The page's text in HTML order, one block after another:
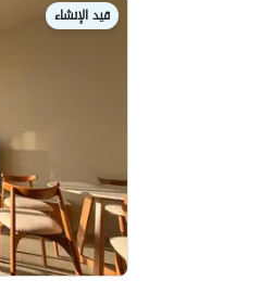
قيد الإنشاء